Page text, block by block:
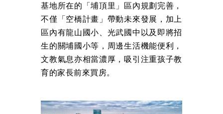
基地所在的「埔頂里」區內規劃完善，
不僅「空橋計畫」帶動未來發展，加上
區內有龍山國小、光武國中以及即將招
生的關埔國小等，周邊生活機能便利，
文教氣息亦相當濃厚，吸引注重孩子教
育的家長前來買房。